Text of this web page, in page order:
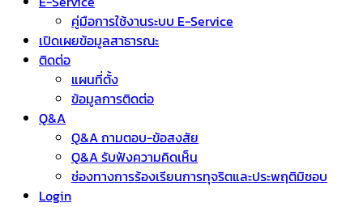
คู่มือการใช้งานระบบ E-Service
เปิดเผยข้อมูลสาธารณะ
ติดต่อ
แผนที่ตั้ง
ข้อมูลการติดต่อ
Q&A
Q&A ถามตอบ-ข้อสงสัย
Q&A รับฟังความคิดเห็น
ช่องทางการร้องเรียนการทุจริตและประพฤติมิชอบ
Login